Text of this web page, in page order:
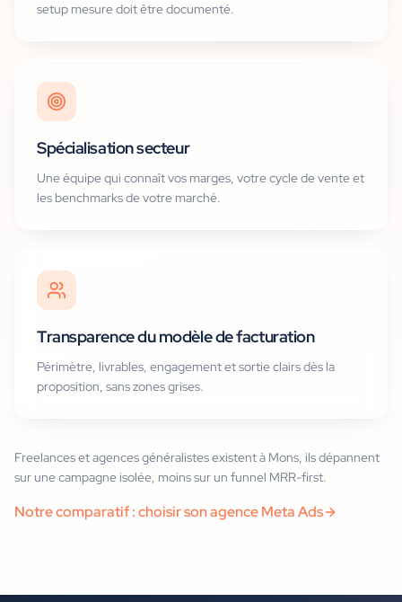
setup mesure doit être documenté.
Spécialisation secteur
Une équipe qui connaît vos marges, votre cycle de vente et
les benchmarks de votre marché.
Transparence du modèle de facturation
Périmètre, livrables, engagement et sortie clairs dès la
proposition, sans zones grises.
Freelances et agences généralistes existent à Mons, ils dépannent
sur une campagne isolée, moins sur un funnel MRR-first.
Notre comparatif : choisir son agence Meta Ads